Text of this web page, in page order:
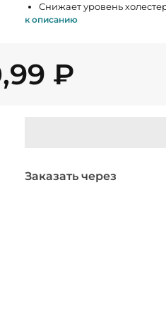
Снижает уровень
к описанию
₽
Заказать через